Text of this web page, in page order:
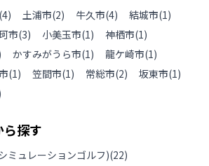
(4) 土浦市(2) 牛久市(4) 結城市(1)
市(3) 小美玉市(1) 神栖市(1)
かすみがうら市(1) 龍ケ崎市(1)
(1) 笠間市(1) 常総市(2) 坂東市(1)
ら探す
ミュレーションゴルフ)(22)